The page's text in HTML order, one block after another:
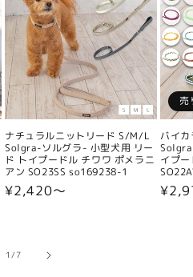
ナチュラルニットリード S/M/L
Solgra-ソルグラ- 小型犬用 リー
ド トイプードル チワワ ポメラニ
アン SO23SS so169238-1
通
¥2,420〜
売
バイ
イプ
通
1/の
7